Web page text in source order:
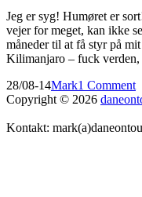
Jeg er syg! Humøret er
vejer for meget, kan ikke
måneder til at få styr på
Kilimanjaro – fuck
Posted
on
28/08-14by
Mark1 Comment
Copyright © 2026
Kontakt: